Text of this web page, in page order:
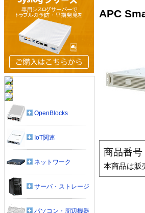
APC
商品番号
本商品は販
OpenBlocks
IoT関連
ネットワーク
サーバ・ストレージ
パソコン・周辺機器